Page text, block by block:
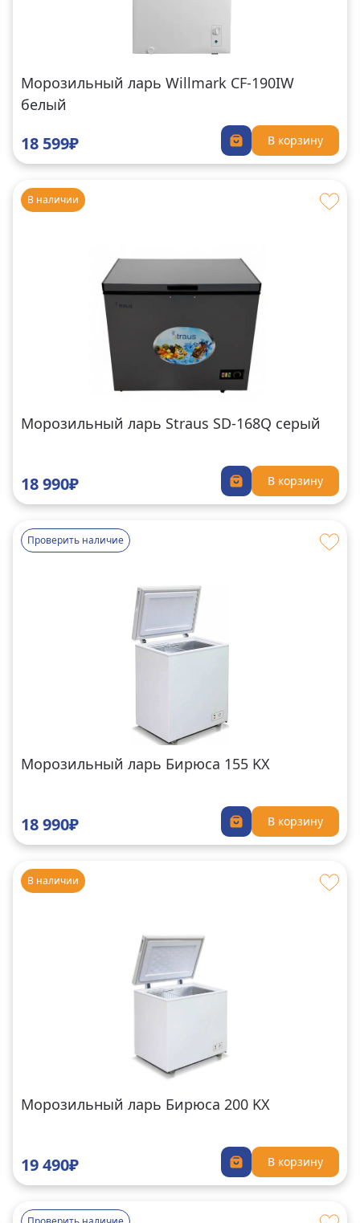
Морозильный ларь Willmark CF-190IW
белый
18 599₽ В корзину
В наличии
Морозильный ларь Straus SD-168Q серый
18 990₽ В корзину
Проверить наличие
Морозильный ларь Бирюса 155 KX
18 990₽ В корзину
В наличии
Морозильный ларь Бирюса 200 KX
19 490₽ В корзину